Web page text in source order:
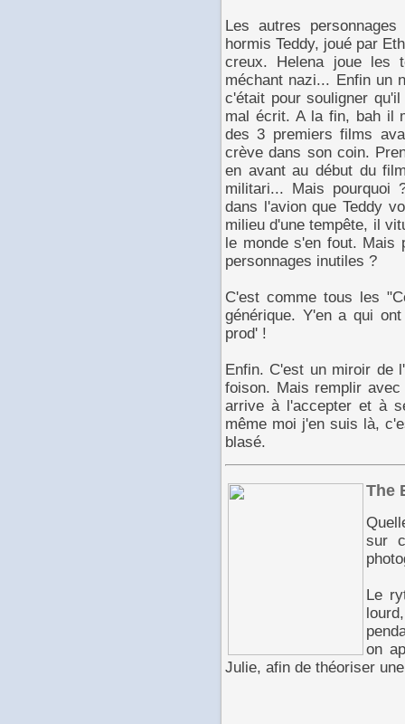
Les autres
hormis Teddy, joué par
creux. Helena joue les
méchant nazi... Enfin un
c'était pour souligner
mal écrit. A la fin, bah il
des 3 premiers films
crève dans son coin.
en avant au début du
militari... Mais pourquoi
dans l'avion que Teddy
milieu d'une tempête, il
le monde s'en fout. Mais
personnages inutiles ?
C'est comme tous les
générique. Y'en a qui
prod' !
Enfin. C'est un miroir de
foison. Mais remplir
arrive à l'accepter et à
même moi j'en suis là,
blasé.
The
sur
Le
on
Julie, afin de théoriser